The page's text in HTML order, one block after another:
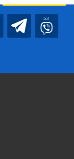
bot